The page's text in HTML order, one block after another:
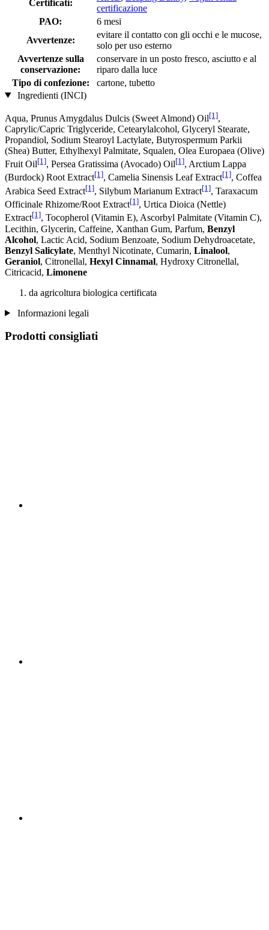
Certificati:
certificazione
PAO:
6 mesi
Avvertenze:
evitare il contatto con gli occhi e le mucose,
solo per uso esterno
Avvertenze sulla
conservazione:
conservare in un posto fresco, asciutto e al
riparo dalla luce
Tipo di confezione:
cartone, tubetto
Ingredienti (INCI)
Aqua, Prunus Amygdalus Dulcis (Sweet Almond) Oil[1],
Caprylic/Capric Triglyceride, Cetearylalcohol, Glyceryl Stearate,
Propandiol, Sodium Stearoyl Lactylate, Butyrospermum Parkii
(Shea) Butter, Ethylhexyl Palmitate, Squalen, Olea Europaea (Olive)
Fruit Oil[1], Persea Gratissima (Avocado) Oil[1], Arctium Lappa
(Burdock) Root Extract[1], Camelia Sinensis Leaf Extract[1], Coffea
Arabica Seed Extract[1], Silybum Marianum Extract[1], Taraxacum
Officinale Rhizome/Root Extract[1], Urtica Dioica (Nettle)
Extract[1], Tocopherol (Vitamin E), Ascorbyl Palmitate (Vitamin C),
Lecithin, Glycerin, Caffeine, Xanthan Gum, Parfum, Benzyl
Alcohol, Lactic Acid, Sodium Benzoate, Sodium Dehydroacetate,
Benzyl Salicylate, Menthyl Nicotinate, Cumarin, Linalool,
Geraniol, Citronellal, Hexyl Cinnamal, Hydroxy Citronellal,
Citricacid, Limonene
da agricoltura biologica certificata
Informazioni legali
Prodotti consigliati